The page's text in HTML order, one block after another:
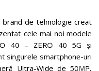
brand de tehnologie creat
cele mai noi modele
40 – ZERO 40 5G și
singurele smartphone-uri
Ultra-Wide de 50MP,